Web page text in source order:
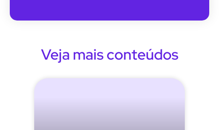
Veja mais conteúdos